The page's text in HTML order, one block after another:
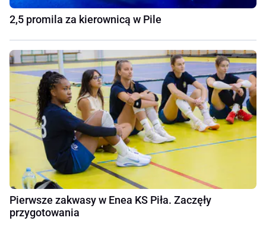
2,5 promila za kierownicą w Pile
Pierwsze zakwasy w Enea KS Piła. Zaczęły
przygotowania